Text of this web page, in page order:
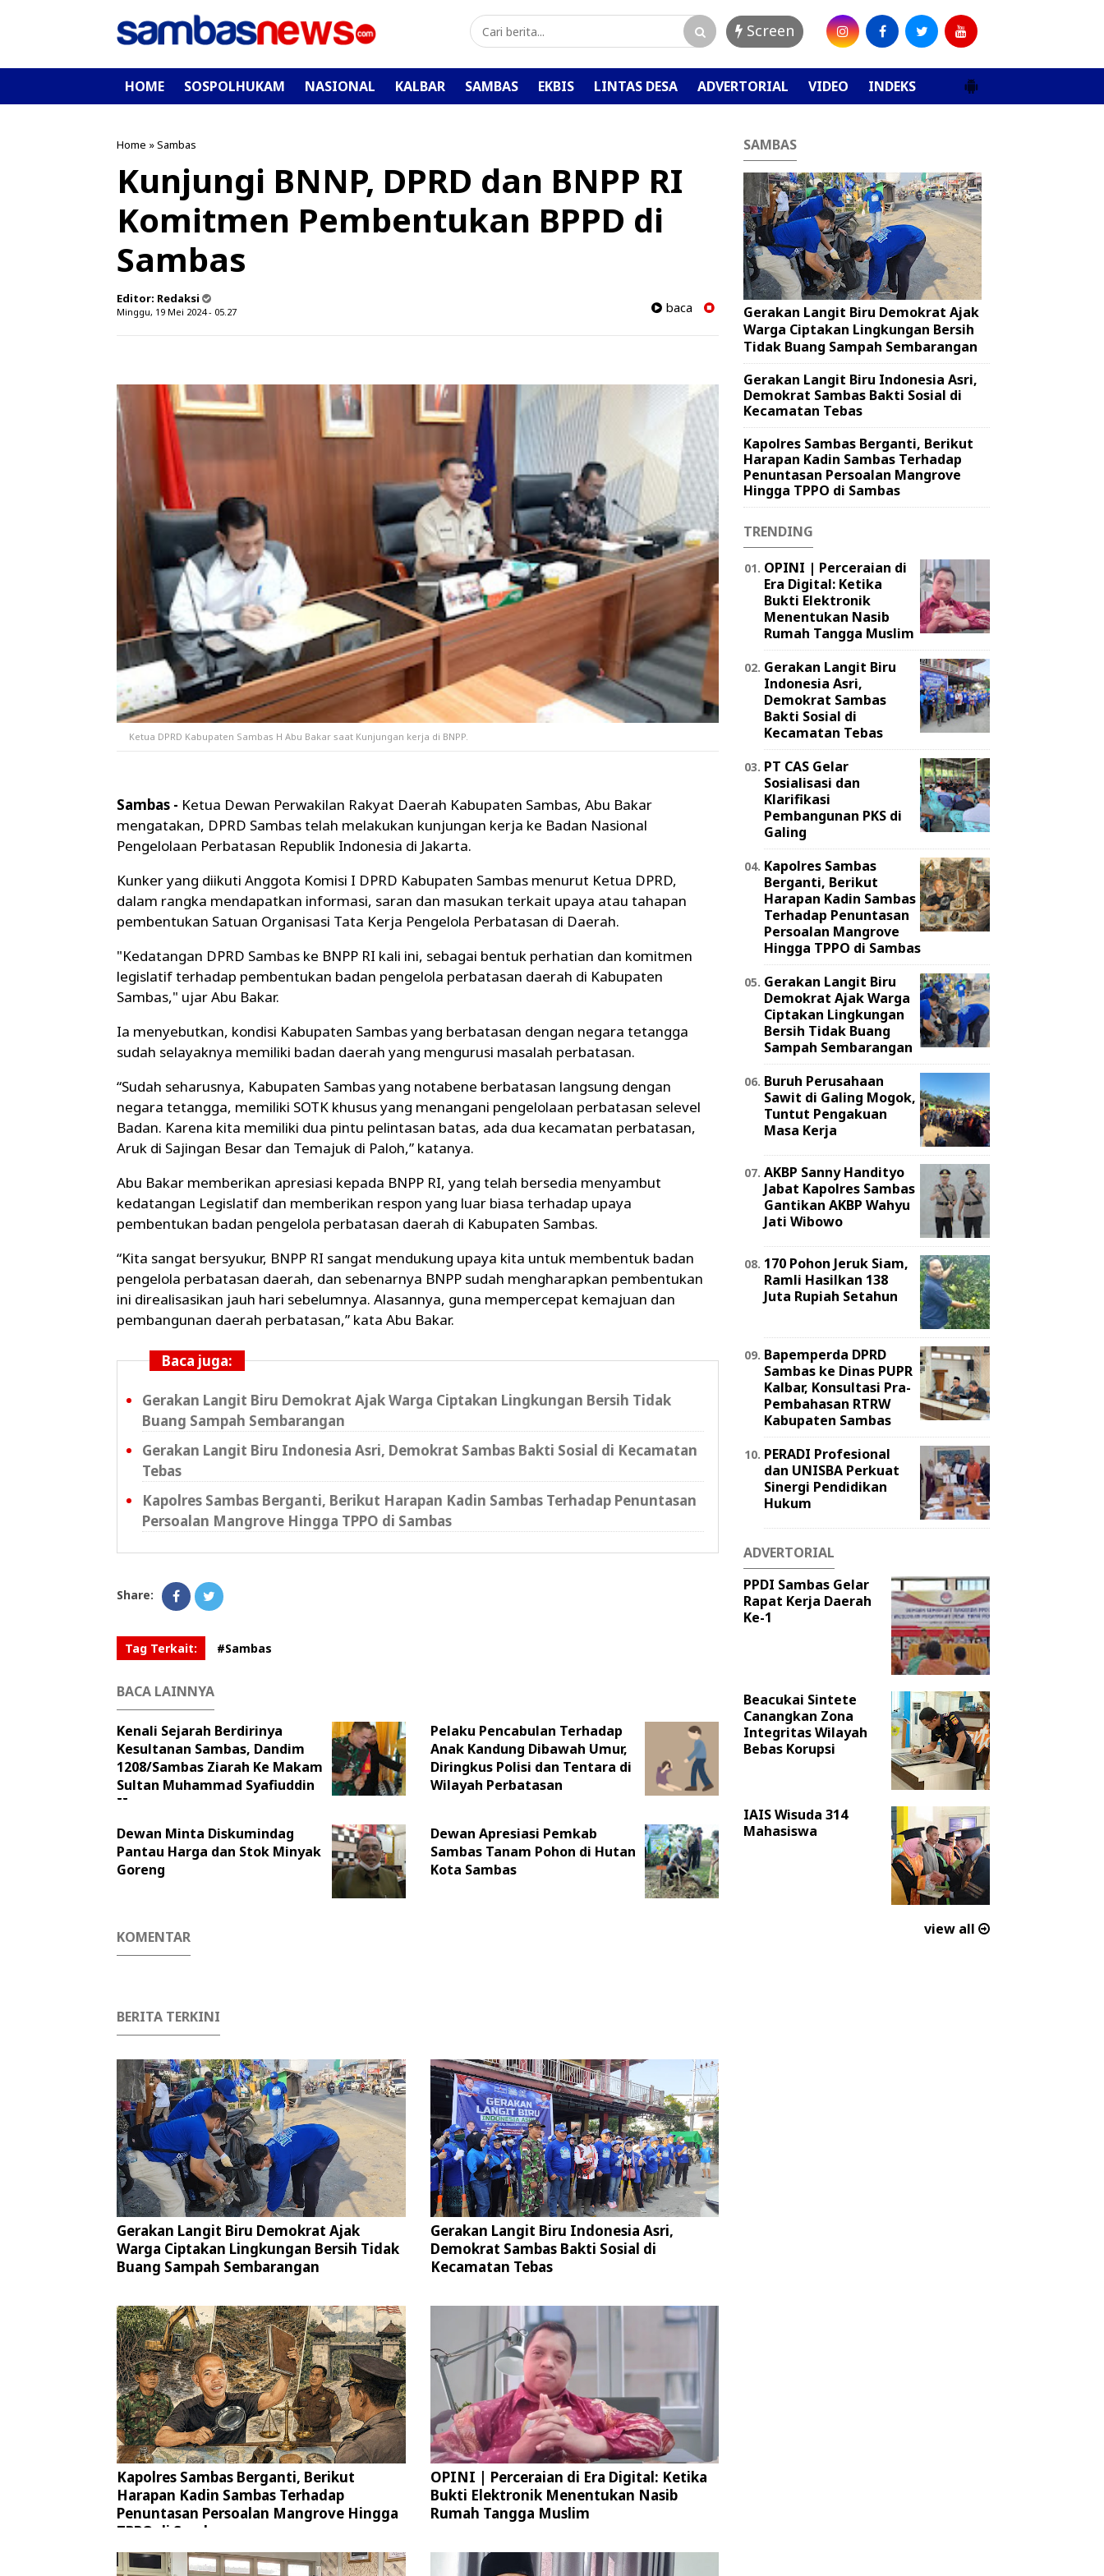
Screen
HOME SOSPOLHUKAM NASIONAL KALBAR SAMBAS EKBIS LINTAS DESA ADVERTORIAL VIDEO INDEKS
Home »Sambas
Kunjungi BNNP, DPRD dan BNPP RI
Komitmen Pembentukan BPPD di
Sambas
Editor: Redaksi
Minggu, 19 Mei 2024 - 05.27 baca
Ketua DPRD Kabupaten Sambas H Abu Bakar saat Kunjungan kerja di BNPP.
Sambas - Ketua Dewan Perwakilan Rakyat Daerah Kabupaten Sambas, Abu Bakar
mengatakan, DPRD Sambas telah melakukan kunjungan kerja ke Badan Nasional
Pengelolaan Perbatasan Republik Indonesia di Jakarta.
Kunker yang diikuti Anggota Komisi I DPRD Kabupaten Sambas menurut Ketua DPRD,
dalam rangka mendapatkan informasi, saran dan masukan terkait upaya atau tahapan
pembentukan Satuan Organisasi Tata Kerja Pengelola Perbatasan di Daerah.
"Kedatangan DPRD Sambas ke BNPP RI kali ini, sebagai bentuk perhatian dan komitmen
legislatif terhadap pembentukan badan pengelola perbatasan daerah di Kabupaten
Sambas," ujar Abu Bakar.
Ia menyebutkan, kondisi Kabupaten Sambas yang berbatasan dengan negara tetangga
sudah selayaknya memiliki badan daerah yang mengurusi masalah perbatasan.
“Sudah seharusnya, Kabupaten Sambas yang notabene berbatasan langsung dengan
negara tetangga, memiliki SOTK khusus yang menangani pengelolaan perbatasan selevel
Badan. Karena kita memiliki dua pintu pelintasan batas, ada dua kecamatan perbatasan,
Aruk di Sajingan Besar dan Temajuk di Paloh,” katanya.
Abu Bakar memberikan apresiasi kepada BNPP RI, yang telah bersedia menyambut
kedatangan Legislatif dan memberikan respon yang luar biasa terhadap upaya
pembentukan badan pengelola perbatasan daerah di Kabupaten Sambas.
“Kita sangat bersyukur, BNPP RI sangat mendukung upaya kita untuk membentuk badan
pengelola perbatasan daerah, dan sebenarnya BNPP sudah mengharapkan pembentukan
ini direalisasikan jauh hari sebelumnya. Alasannya, guna mempercepat kemajuan dan
pembangunan daerah perbatasan,” kata Abu Bakar.
Baca juga:
Gerakan Langit Biru Demokrat Ajak Warga Ciptakan Lingkungan Bersih Tidak
Buang Sampah Sembarangan
Gerakan Langit Biru Indonesia Asri, Demokrat Sambas Bakti Sosial di Kecamatan
Tebas
Kapolres Sambas Berganti, Berikut Harapan Kadin Sambas Terhadap Penuntasan
Persoalan Mangrove Hingga TPPO di Sambas
Share:
Tag Terkait: #Sambas
BACA LAINNYA
Kenali Sejarah Berdirinya
Kesultanan Sambas, Dandim
1208/Sambas Ziarah Ke Makam
Sultan Muhammad Syafiuddin
II
Pelaku Pencabulan Terhadap
Anak Kandung Dibawah Umur,
Diringkus Polisi dan Tentara di
Wilayah Perbatasan
Dewan Minta Diskumindag
Pantau Harga dan Stok Minyak
Goreng
Dewan Apresiasi Pemkab
Sambas Tanam Pohon di Hutan
Kota Sambas
KOMENTAR
BERITA TERKINI
Gerakan Langit Biru Demokrat Ajak
Warga Ciptakan Lingkungan Bersih Tidak
Buang Sampah Sembarangan
Gerakan Langit Biru Indonesia Asri,
Demokrat Sambas Bakti Sosial di
Kecamatan Tebas
Kapolres Sambas Berganti, Berikut
Harapan Kadin Sambas Terhadap
Penuntasan Persoalan Mangrove Hingga
TPPO di Sambas
OPINI | Perceraian di Era Digital: Ketika
Bukti Elektronik Menentukan Nasib
Rumah Tangga Muslim
SAMBAS
Gerakan Langit Biru Demokrat Ajak
Warga Ciptakan Lingkungan Bersih
Tidak Buang Sampah Sembarangan
Gerakan Langit Biru Indonesia Asri,
Demokrat Sambas Bakti Sosial di
Kecamatan Tebas
Kapolres Sambas Berganti, Berikut
Harapan Kadin Sambas Terhadap
Penuntasan Persoalan Mangrove
Hingga TPPO di Sambas
TRENDING
OPINI | Perceraian di
Era Digital: Ketika
Bukti Elektronik
Menentukan Nasib
Rumah Tangga Muslim
Gerakan Langit Biru
Indonesia Asri,
Demokrat Sambas
Bakti Sosial di
Kecamatan Tebas
PT CAS Gelar
Sosialisasi dan
Klarifikasi
Pembangunan PKS di
Galing
Kapolres Sambas
Berganti, Berikut
Harapan Kadin Sambas
Terhadap Penuntasan
Persoalan Mangrove
Hingga TPPO di Sambas
Gerakan Langit Biru
Demokrat Ajak Warga
Ciptakan Lingkungan
Bersih Tidak Buang
Sampah Sembarangan
Buruh Perusahaan
Sawit di Galing Mogok,
Tuntut Pengakuan
Masa Kerja
AKBP Sanny Handityo
Jabat Kapolres Sambas
Gantikan AKBP Wahyu
Jati Wibowo
170 Pohon Jeruk Siam,
Ramli Hasilkan 138
Juta Rupiah Setahun
Bapemperda DPRD
Sambas ke Dinas PUPR
Kalbar, Konsultasi Pra-
Pembahasan RTRW
Kabupaten Sambas
PERADI Profesional
dan UNISBA Perkuat
Sinergi Pendidikan
Hukum
ADVERTORIAL
PPDI Sambas Gelar
Rapat Kerja Daerah
Ke-1
Beacukai Sintete
Canangkan Zona
Integritas Wilayah
Bebas Korupsi
IAIS Wisuda 314
Mahasiswa
view all